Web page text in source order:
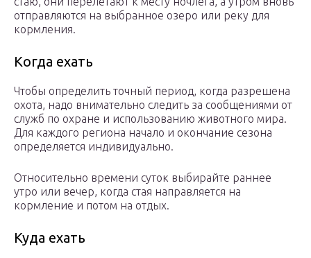
отправляются на выбранное озеро или реку для
кормления.
Когда ехать
Чтобы определить точный период, когда разрешена
охота, надо внимательно следить за сообщениями от
служб по охране и использованию животного мира.
Для каждого региона начало и окончание сезона
определяется индивидуально.
Относительно времени суток выбирайте раннее
утро или вечер, когда стая направляется на
кормление и потом на отдых.
Куда ехать